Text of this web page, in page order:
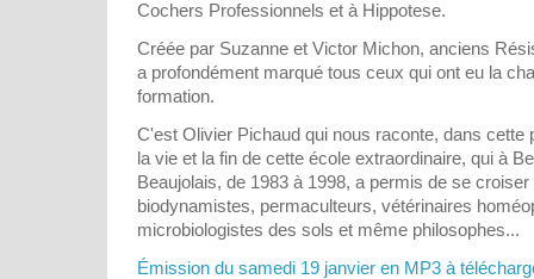
Cochers Professionnels et à Hippotese.
Créée par Suzanne et Victor Michon, anciens
a profondément marqué tous ceux qui ont eu la
formation.
C'est Olivier Pichaud qui nous raconte, dans cette
la vie et la fin de cette école extraordinaire, qui à
Beaujolais, de 1983 à 1998, a permis de se
biodynamistes, permaculteurs, vétérinaires
microbiologistes des sols et même philosophes...
Émission du samedi 19 janvier en MP3 à